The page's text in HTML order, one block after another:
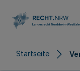
Startseite